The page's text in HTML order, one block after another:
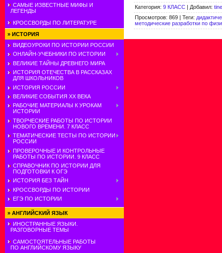
САМЫЕ ИЗВЕСТНЫЕ МИФЫ И
ЛЕГЕНДЫ
КРОССВОРДЫ ПО ЛИТЕРАТУРЕ
» ИСТОРИЯ
ВИДЕОУРОКИ ПО ИСТОРИИ РОССИИ
ОНЛАЙН-УЧЕБНИКИ ПО ИСТОРИИ
ВЕЛИКИЕ ТАЙНЫ ДРЕВНЕГО МИРА
ИСТОРИЯ ОТЕЧЕСТВА В РАССКАЗАХ
ДЛЯ ШКОЛЬНИКОВ
ИСТОРИЯ РОССИИ
ВЕЛИКИЕ СОБЫТИЯ ХХ ВЕКА
РАБОЧИЕ МАТЕРИАЛЫ К УРОКАМ
ИСТОРИИ
ТВОРЧЕСКИЕ РАБОТЫ ПО ИСТОРИИ
НОВОГО ВРЕМЕНИ. 7 КЛАСС
ТЕМАТИЧЕСКИЕ ТЕСТЫ ПО ИСТОРИИ
РОССИИ
ПРОВЕРОЧНЫЕ И КОНТРОЛЬНЫЕ
РАБОТЫ ПО ИСТОРИИ. 9 КЛАСС
СПРАВОЧНИК ПО ИСТОРИИ ДЛЯ
ПОДГОТОВКИ К ОГЭ
ИСТОРИЯ БЕЗ ТАЙН
КРОССВОРДЫ ПО ИСТОРИИ
ЕГЭ ПО ИСТОРИИ
» АНГЛИЙСКИЙ ЯЗЫК
ИНОСТРАННЫЕ ЯЗЫКИ.
РАЗГОВОРНЫЕ ТЕМЫ
САМОСТОЯТЕЛЬНЫЕ РАБОТЫ
ПО АНГЛИЙСКОМУ ЯЗЫКУ
Категория: 9 КЛАСС | Добавил:
Просмотров: 869 | Теги:
методические разработки по